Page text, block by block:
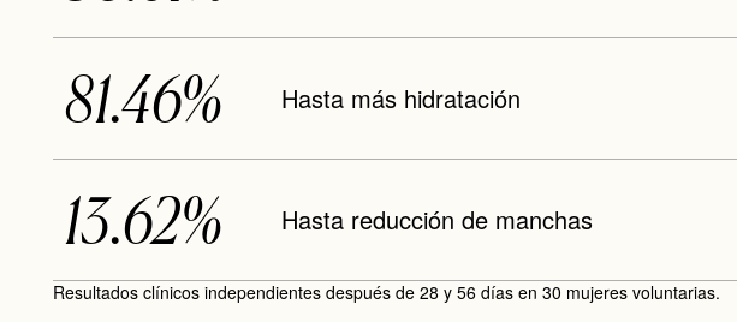
81.46% Hasta más hidratación
13.62% Hasta reducción de manchas
Resultados clínicos independientes después de 28 y 56 días en 30 mujeres voluntarias.